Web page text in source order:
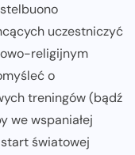
uczestniczyć
religijnym
o
treningów (bądź
we wspaniałej
światowej